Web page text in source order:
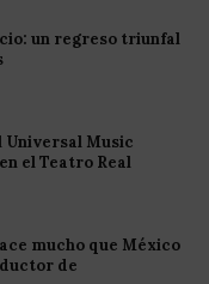
un regreso triunfal
Universal Music
el Teatro Real
mucho que México
de